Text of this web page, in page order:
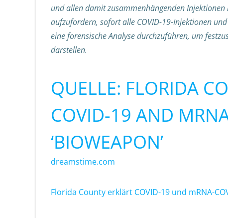
und allen damit zusammenhängenden
aufzufordern, sofort alle COVID-19-Injektionen
eine forensische Analyse durchzuführen, um
darstellen.
QUELLE: FLORIDA
COVID-19 AND
‘BIOWEAPON’
dreamstime.com
Florida County erklärt COVID-19 und mRNA-